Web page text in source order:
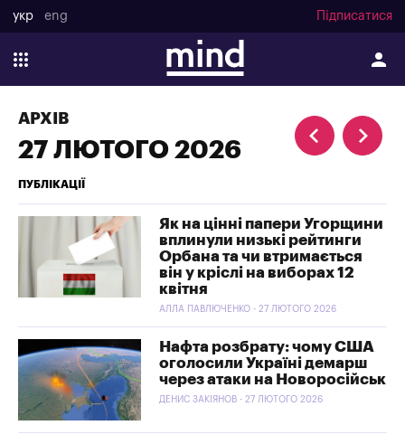
укр eng Підписатися
АРХІВ
27 ЛЮТОГО 2026
ПУБЛІКАЦІЇ
Як на цінні папери Угорщини
вплинули низькі рейтинги
Орбана та чи втримається
він у кріслі на виборах 12
квітня
АЛЛА ПАВЛЮЧЕНКО - 27 ЛЮТОГО 2026
Нафта розбрату: чому США
оголосили Україні демарш
через атаки на Новоросійськ
ДЕНИС ЗАКІЯНОВ - 27 ЛЮТОГО 2026